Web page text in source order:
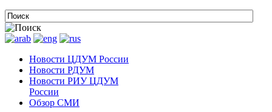
Новости ЦДУМ России
Новости РДУМ
Новости РИУ ЦДУМ
России
Обзор СМИ